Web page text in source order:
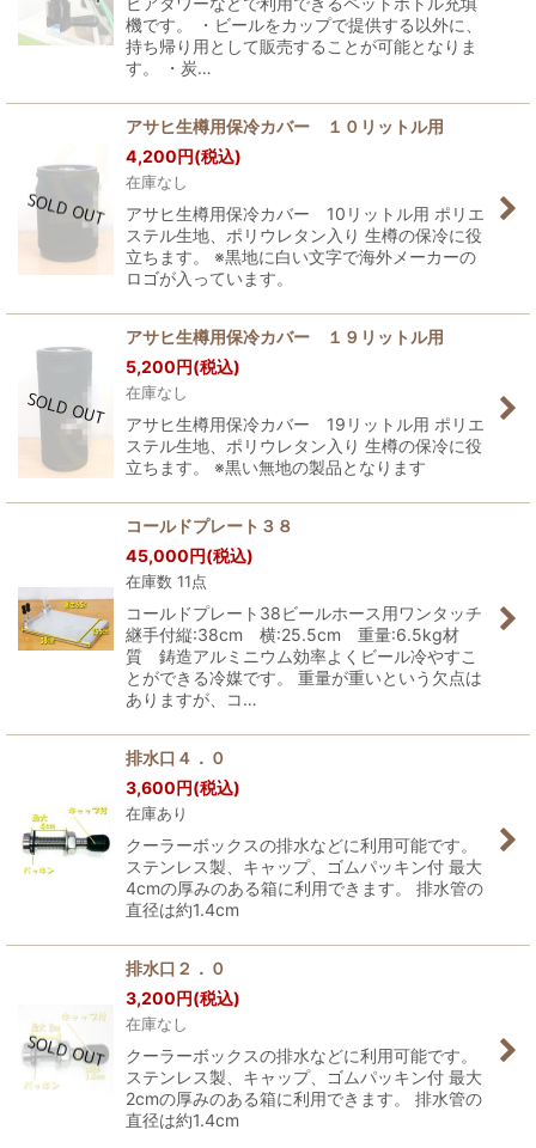
機です。 ・ビールをカップで提供する以外に、
持ち帰り用として販売することが可能となりま
す。 ・炭…
アサヒ生樽用保冷カバー １０リットル用
4,200円(税込)
在庫なし
アサヒ生樽用保冷カバー 10リットル用 ポリエ
ステル生地、ポリウレタン入り 生樽の保冷に役
立ちます。 ※黒地に白い文字で海外メーカーの
ロゴが入っています。
アサヒ生樽用保冷カバー １９リットル用
5,200円(税込)
在庫なし
アサヒ生樽用保冷カバー 19リットル用 ポリエ
ステル生地、ポリウレタン入り 生樽の保冷に役
立ちます。 ※黒い無地の製品となります
コールドプレート３８
45,000円(税込)
在庫数 11点
コールドプレート38ビールホース用ワンタッチ
継手付縦:38cm 横:25.5cm 重量:6.5kg材
質 鋳造アルミニウム効率よくビール冷やすこ
とができる冷媒です。 重量が重いという欠点は
ありますが、コ…
排水口４．０
3,600円(税込)
在庫あり
クーラーボックスの排水などに利用可能です。
ステンレス製、キャップ、ゴムパッキン付 最大
4cmの厚みのある箱に利用できます。 排水管の
直径は約1.4cm
排水口２．０
3,200円(税込)
在庫なし
クーラーボックスの排水などに利用可能です。
ステンレス製、キャップ、ゴムパッキン付 最大
2cmの厚みのある箱に利用できます。 排水管の
直径は約1.4cm